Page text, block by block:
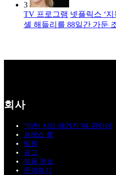
3
TV 프로그램 넷플릭스 ‘
셸 해들리를 88일간 가둔
회사
“마틴 시드 매거진”에 관하여
프레스 룸
팀원
광고
채용 정보
문의하기